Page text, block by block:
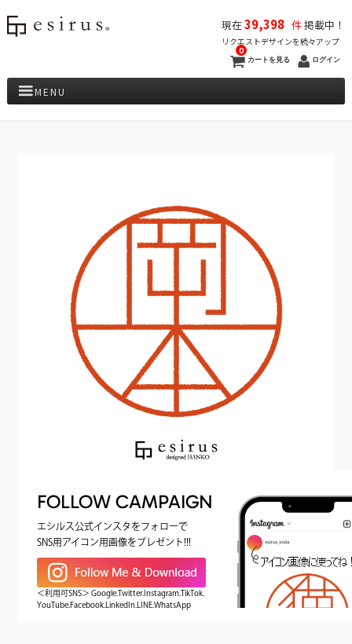
現在39,398 件掲載中！
リクエストデザインを続々アップ
カートを見る
0
ログイン
MENU
FOLLOW CAMPAIGN
エシルス公式インスタをフォローで
SNS用アイコン用画像をプレゼント!!!
＜利用可SNS＞ Google.Twitter.Instagram.TikTok.
YouTube.Facebook.LinkedIn.LINE.WhatsApp